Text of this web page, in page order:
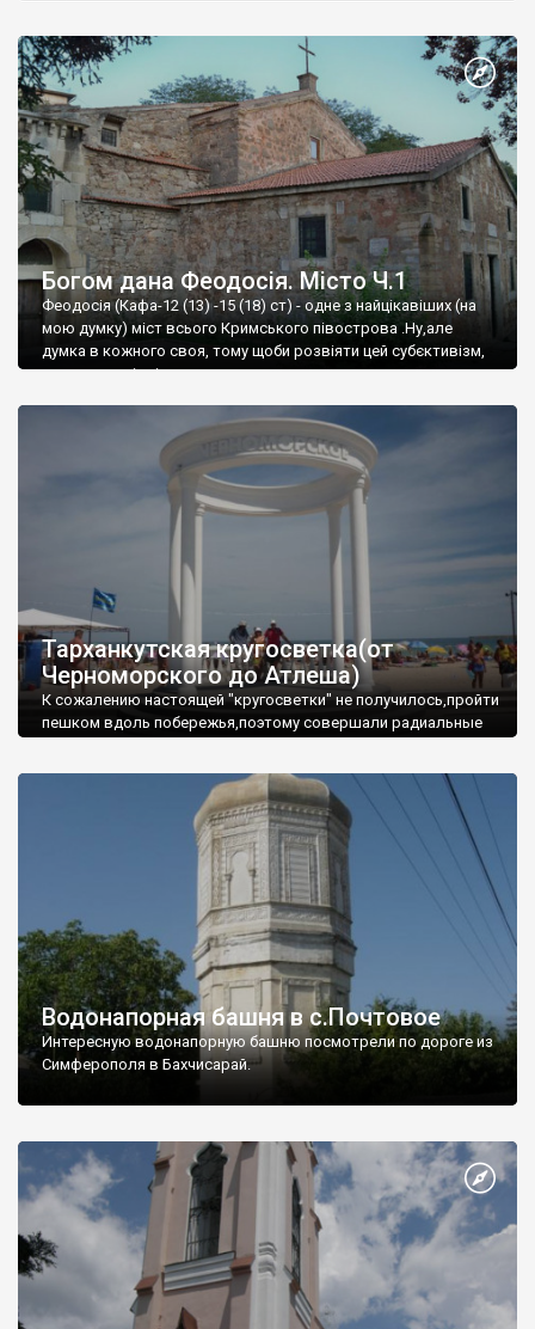
Богом дана Феодосія. Місто Ч.1
Феодосія (Кафа-12 (13) -15 (18) ст) - одне з найцікавіших (на
мою думку) міст всього Кримського півострова .Ну,але
думка в кожного своя, тому щоби розвіяти цей субєктивізм,
запрошую відвідати це
Тарханкутская кругосветка(от
Черноморского до Атлеша)
К сожалению настоящей "кругосветки" не получилось,пройти
пешком вдоль побережья,поэтому совершали радиальные
Водонапорная башня в с.Почтовое
Интересную водонапорную башню посмотрели по дороге из
Симферополя в Бахчисарай.